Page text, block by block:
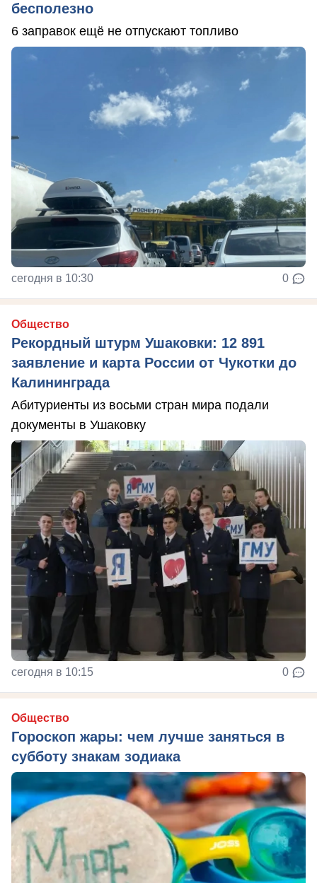
бесполезно
6 заправок ещё не отпускают топливо
сегодня в 10:30 0
Общество
Рекордный штурм Ушаковки: 12 891
заявление и карта России от Чукотки до
Калининграда
Абитуриенты из восьми стран мира подали
документы в Ушаковку
сегодня в 10:15 0
Общество
Гороскоп жары: чем лучше заняться в
субботу знакам зодиака